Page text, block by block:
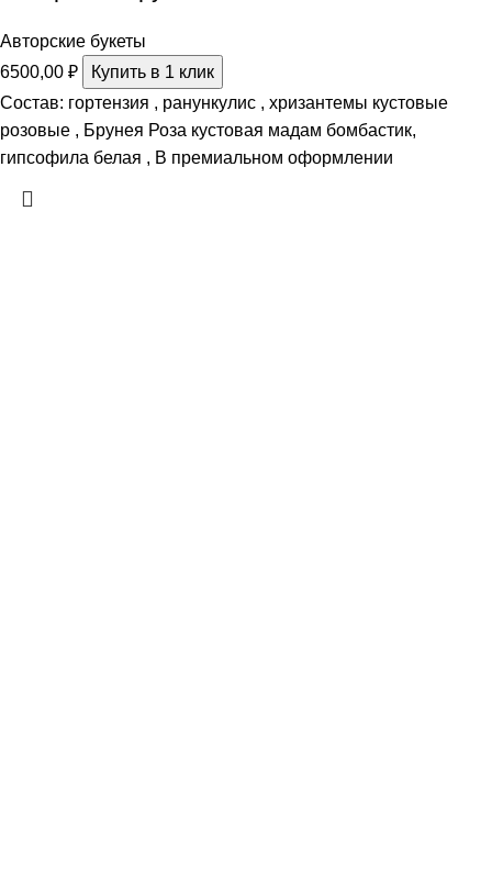
Авторские букеты
6500,00 ₽
Купить в 1 клик
Состав: гортензия , ранункулис , хризантемы кустовые
розовые , Брунея Роза кустовая мадам бомбастик,
гипсофила белая , В премиальном оформлении